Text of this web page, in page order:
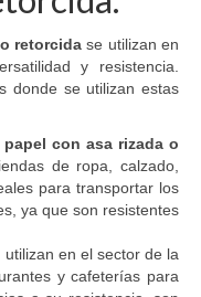
retorcidase utilizan en
y resistencia.
donde se utilizan estas
con asa rizada o
de ropa, calzado,
para transportar los
ya que son resistentes
en el sector de la
y cafeterías para